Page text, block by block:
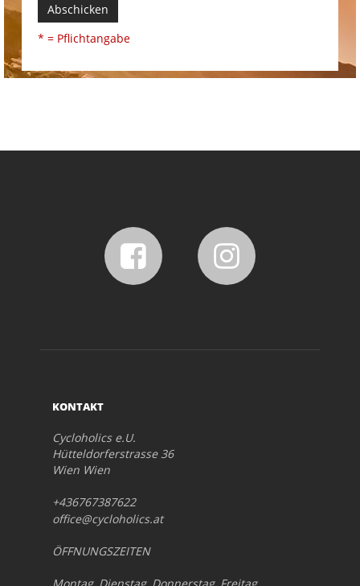
Abschicken
* = Pflichtangabe
KONTAKT
Cycloholics e.U.
Hütteldorferstrasse 36
Wien Wien
+436767387622
office@cycloholics.at
ÖFFNUNGSZEITEN
Montag, Dienstag, Donnerstag, Freitag